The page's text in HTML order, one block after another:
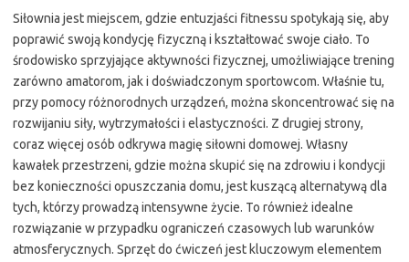
Siłownia jest miejscem, gdzie entuzjaści fitnessu spotykają się, aby
poprawić swoją kondycję fizyczną i kształtować swoje ciało. To
środowisko sprzyjające aktywności fizycznej, umożliwiające trening
zarówno amatorom, jak i doświadczonym sportowcom. Właśnie tu,
przy pomocy różnorodnych urządzeń, można skoncentrować się na
rozwijaniu siły, wytrzymałości i elastyczności. Z drugiej strony,
coraz więcej osób odkrywa magię siłowni domowej. Własny
kawałek przestrzeni, gdzie można skupić się na zdrowiu i kondycji
bez konieczności opuszczania domu, jest kuszącą alternatywą dla
tych, którzy prowadzą intensywne życie. To również idealne
rozwiązanie w przypadku ograniczeń czasowych lub warunków
atmosferycznych. Sprzęt do ćwiczeń jest kluczowym elementem